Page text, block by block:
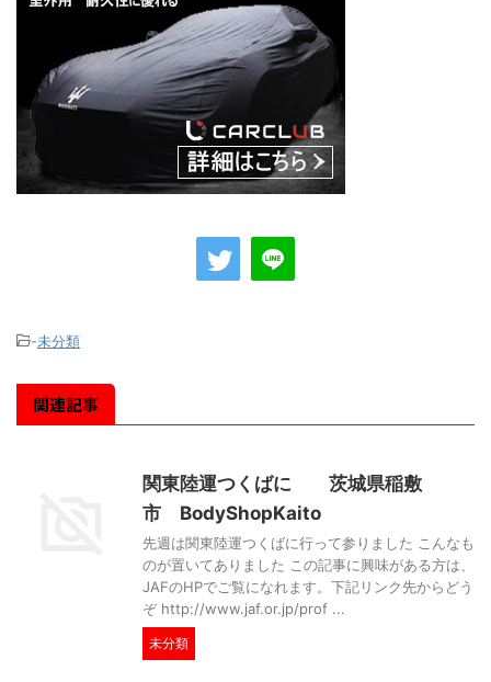
-未分類
関連記事
関東陸運つくばに 茨城県稲敷
市 BodyShopKaito
先週は関東陸運つくばに行って参りました こんなも
のが置いてありました この記事に興味がある方は、
JAFのHPでご覧になれます。下記リンク先からどう
ぞ http://www.jaf.or.jp/prof ...
未分類